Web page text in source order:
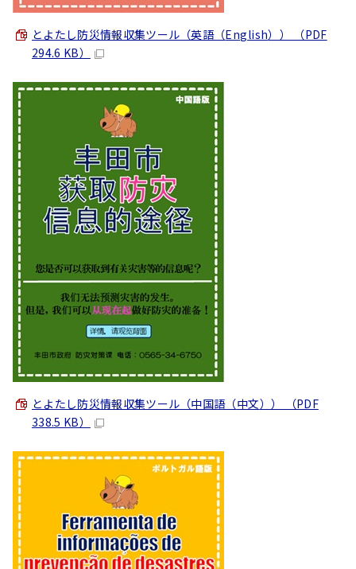
とよたし防災情報収集ツール（英語（English）） （PDF
294.6 KB）
とよたし防災情報収集ツール（中国語（中文）） （PDF
338.5 KB）